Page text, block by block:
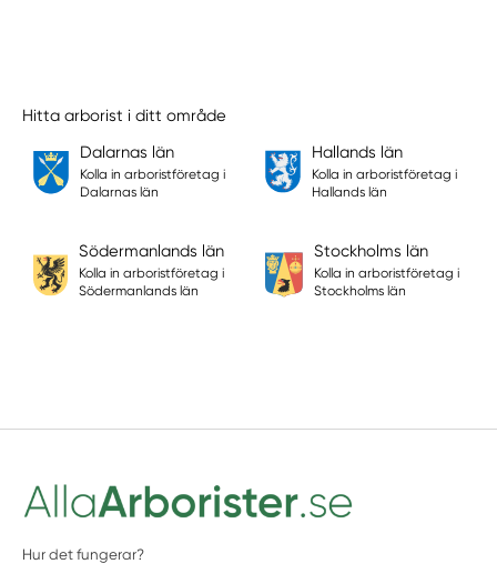
Hitta arborist i ditt område
Dalarnas län
Kolla in arboristföretag i
Dalarnas län
Hallands län
Kolla in arboristföretag i
Hallands län
Södermanlands län
Kolla in arboristföretag i
Södermanlands län
Stockholms län
Kolla in arboristföretag i
Stockholms län
Hur det fungerar?